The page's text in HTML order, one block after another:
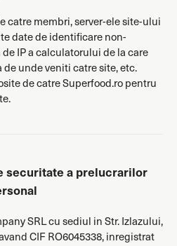
catre membri, server-ele site-ului
date de identificare non-
IP a calculatorului de la care
unde veniti catre site, etc.
de catre Superfood.ro pentru
securitate a prelucrarilor
SRL cu sediul in Str. Izlazului,
CIF RO6045338, inregistrat